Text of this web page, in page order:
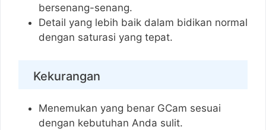
bersenang-senang.
Detail yang lebih baik dalam bidikan normal
dengan saturasi yang tepat.
Kekurangan
Menemukan yang benar GCam sesuai
dengan kebutuhan Anda sulit.